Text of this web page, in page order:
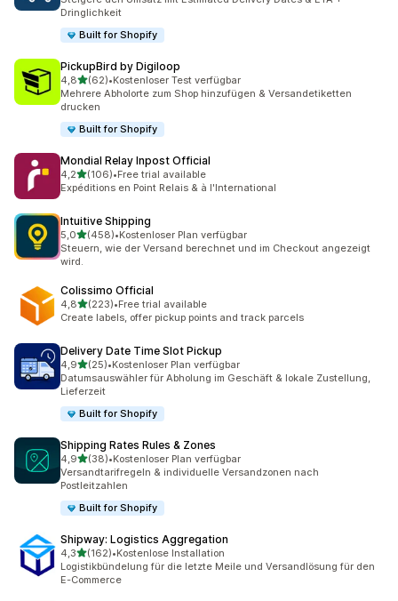
Dringlichkeit
Built for Shopify
PickupBird by Digiloop
4,8von 5 Sternen
(62)
62 Rezensionen insgesamt
•Kostenloser Test verfügbar
Mehrere Abholorte zum Shop hinzufügen & Versandetiketten
drucken
Built for Shopify
Mondial Relay Inpost Official
4,2von 5 Sternen
(106)
106 Rezensionen insgesamt
•Free trial available
Expéditions en Point Relais & à l'International
Intuitive Shipping
5,0von 5 Sternen
(458)
458 Rezensionen insgesamt
•Kostenloser Plan verfügbar
Steuern, wie der Versand berechnet und im Checkout angezeigt
wird.
Colissimo Official
4,8von 5 Sternen
(223)
223 Rezensionen insgesamt
•Free trial available
Create labels, offer pickup points and track parcels
Delivery Date Time Slot Pickup
4,9von 5 Sternen
(25)
25 Rezensionen insgesamt
•Kostenloser Plan verfügbar
Datumsauswähler für Abholung im Geschäft & lokale Zustellung,
Lieferzeit
Built for Shopify
Shipping Rates Rules & Zones
4,9von 5 Sternen
(38)
38 Rezensionen insgesamt
•Kostenloser Plan verfügbar
Versandtarifregeln & individuelle Versandzonen nach
Postleitzahlen
Built for Shopify
Shipway: Logistics Aggregation
4,3von 5 Sternen
(162)
162 Rezensionen insgesamt
•Kostenlose Installation
Logistikbündelung für die letzte Meile und Versandlösung für den
E-Commerce